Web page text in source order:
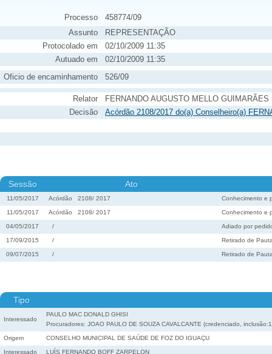
Processo
458774/09
Assunto
REPRESENTAÇÃO
Protocolado em
02/10/2009 11:35
Autuado em
02/10/2009 11:35
Oficio de encaminhamento
526/09
Relator
FERNANDO AUGUSTO MELLO GUIMARÃES
Decisão
Acórdão 2108/2017 do(a) Conselheiro(a)
Sessão Ato
11/05/2017 Acórdão 2108/ 2017 Conhecimento e
11/05/2017 Acórdão 2108/ 2017 Conhecimento e
04/05/2017 / Adiado por
17/09/2015 / Retirado de
09/07/2015 / Retirado de
Tipo
Interessado
PAULO MAC DONALD GHISI
Procuradores: JOAO PAULO DE SOUZA CAVALCANTE (credenciado,
Origem CONSELHO MUNICIPAL DE SAÚDE DE FOZ DO IGUAÇU
Interessado LUÍS FERNANDO BOFF ZARPELON